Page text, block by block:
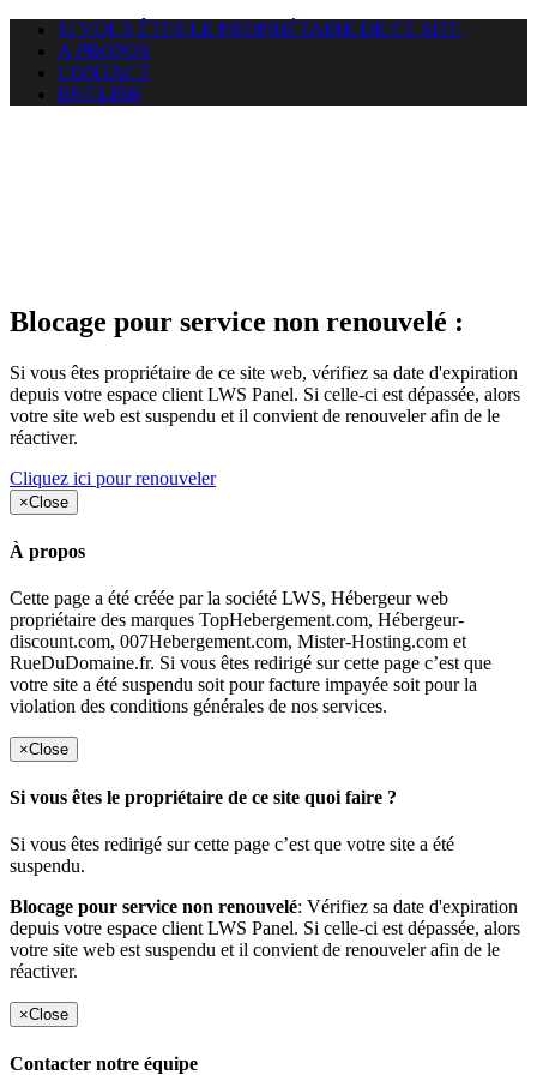
SI VOUS ÊTES LE PROPRIÉTAIRE DE CE SITE
A PROPOS
CONTACT
ENGLISH
Blocage pour service non renouvelé :
Si vous êtes propriétaire de ce site web, vérifiez sa date d'expiration
depuis votre espace client LWS Panel. Si celle-ci est dépassée, alors
votre site web est suspendu et il convient de renouveler afin de le
réactiver.
Cliquez ici pour renouveler
×Close
À propos
Cette page a été créée par la société LWS, Hébergeur web
propriétaire des marques TopHebergement.com, Hébergeur-
discount.com, 007Hebergement.com, Mister-Hosting.com et
RueDuDomaine.fr. Si vous êtes redirigé sur cette page c’est que
votre site a été suspendu soit pour facture impayée soit pour la
violation des conditions générales de nos services.
×Close
Si vous êtes le propriétaire de ce site quoi faire ?
Si vous êtes redirigé sur cette page c’est que votre site a été
suspendu.
Blocage pour service non renouvelé: Vérifiez sa date d'expiration
depuis votre espace client LWS Panel. Si celle-ci est dépassée, alors
votre site web est suspendu et il convient de renouveler afin de le
réactiver.
×Close
Contacter notre équipe